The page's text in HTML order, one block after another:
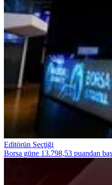
Editörün Seçtiği
Borsa güne 13.798,53 puandan